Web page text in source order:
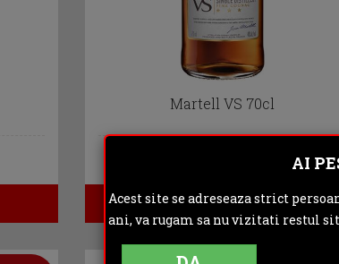
Martell VS 70cl
ADAUGA IN COS
AI
Acest site se adreseaza strict
ani, va rugam sa nu vizitati restul